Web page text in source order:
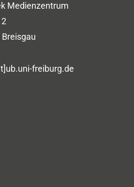
Medienzentrum
freiburg.de